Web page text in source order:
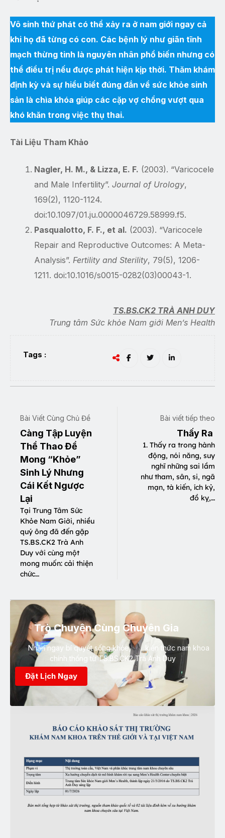
Vô sinh thứ phát có thể xảy ra ở nam giới ngay cả
khi họ đã từng có con. Các bệnh lý như giãn tĩnh
mạch thừng tinh là nguyên nhân phổ biến nhưng có
thể điều trị nếu được phát hiện kịp thời. Thăm khám
định kỳ và sự hiểu biết đúng đắn về sức khỏe sinh
sản là chìa khóa giúp các cặp vợ chồng vượt qua
khó khăn trong việc thụ thai.
Tài Liệu Tham Khảo
Nagler, H. M., & Lizza, E. F. (2003). “Varicocele
and Male Infertility”. Journal of Urology,
169(2), 1120-1124.
doi:10.1097/01.ju.0000046729.58999.f5.
Pasqualotto, F. F., et al. (2003). “Varicocele
Repair and Reproductive Outcomes: A Meta-
Analysis”. Fertility and Sterility, 79(5), 1206-
1211. doi:10.1016/s0015-0282(03)00043-1.
TS.BS.CK2 TRÀ ANH DUY
Trung tâm Sức khỏe Nam giới Men’s Health
Tags :
Bài Viết Cùng Chủ Đề
Càng Tập Luyện
Thể Thao Để
Mong “Khỏe”
Sinh Lý Nhưng
Cái Kết Ngược
Lại
Tại Trung Tâm Sức
Khỏe Nam Giới, nhiều
quý ông đã đến gặp
TS.BS.CK2 Trà Anh
Duy với cùng một
mong muốn: cải thiện
chức…
Bài viết tiếp theo
Thấy Ra
1. Thấy ra trong hành
động, nói năng, suy
nghĩ những sai lầm
như tham, sân, si, ngã
mạn, tà kiến, ích kỷ,
đồ kỵ,…
Trò Chuyện Cùng Chuyên Gia
Nhận ngay bí quyết sống khỏe, kiến thức nam khoa
chính thống từ TS.BS.CK2 Trà Anh Duy
Đặt Lịch Ngay